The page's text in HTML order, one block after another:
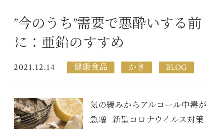
”今のうち”需要で悪酔いする前
に：亜鉛のすすめ
2021.12.14 健康食品 かき BLOG
気の緩みからアルコール中毒が
急増 新型コロナウイルス対策